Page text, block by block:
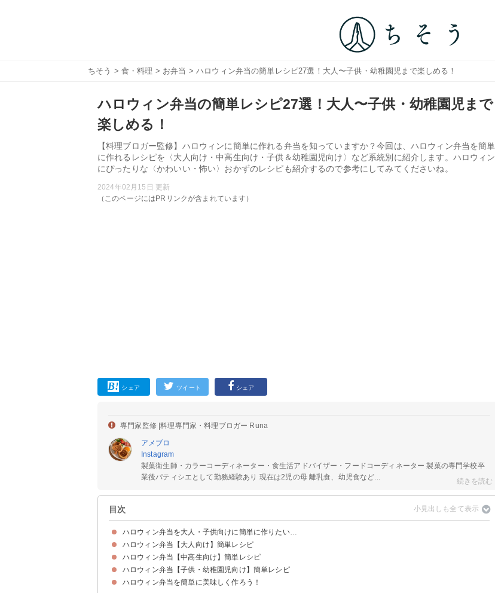
ちそう > 食・料理 > お弁当 > ハロウィン弁当の簡単レシピ27選！大人〜子供・幼稚園児まで楽しめる！
ハロウィン弁当の簡単レシピ27選！大人〜子供・幼稚園児まで
楽しめる！
【料理ブロガー監修】ハロウィンに簡単に作れる弁当を知っていますか？今回は、ハロウィン弁当を簡単
に作れるレシピを〈大人向け・中高生向け・子供＆幼稚園児向け〉など系統別に紹介します。ハロウィン
にぴったりな〈かわいい・怖い〉おかずのレシピも紹介するので参考にしてみてくださいね。
2024年02月15日 更新
（このページにはPRリンクが含まれています）
シェア ツイート シェア
専門家監修 |料理専門家・料理ブロガー Runa
アメブロ
Instagram
製菓衛生師・カラーコーディネーター・食生活アドバイザー・フードコーディネーター 製菓の専門学校卒
業後パティシエとして勤務経験あり 現在は2児の母 離乳食、幼児食など...
目次
ハロウィン弁当を大人・子供向けに簡単に作りたい…
ハロウィン弁当【大人向け】簡単レシピ
①すき間を埋めるのにおしゃれなピンチョス
②かぼちゃの巾着サラダ
③かぼちゃコロッケ
④紫キャベツと人参のラペ
⑤かぼちゃのクリームチーズ春巻き
⑥かぼちゃのミニキッシュ
⑦真っ黒コロッケ
⑧子供にも大人にも楽しめるハロウィンおにぎり
⑨怖いお弁当のイメージにもおすすめイカスミ和風パスタ
ハロウィン弁当【中高生向け】簡単レシピ
①高校生にも違和感なしのクモの巣卵焼き
②中学生や高校生でも楽しめるツムツムキャラ弁
③小学生から高校生まで使えるモンスター弁当
④つくねのミイラ
⑤ジャックオーランタンのゆで卵
⑥おばけの鶏かぼちゃハンバーグ
⑦カラフルでかわいいスイートポテトサラダ
⑧ゆで卵のおばけ
⑨ひじきのおばけ
ハロウィン弁当【子供・幼稚園児向け】簡単レシピ
①キャラ弁におすすめのおばけのおにぎり
②焼き海苔とチーズで作るキャラ弁
③ミニオンのハロウィン弁当
④かぼちゃとさつまいものコロッケ
⑤保育園のお弁当にウィンナーのミイラ
⑥おばけのハッシュポテト
⑦おばけのウィンナー
⑧簡単チーかまミイラ
⑨かぼちゃのオムライス
ハロウィン弁当を簡単に美味しく作ろう！